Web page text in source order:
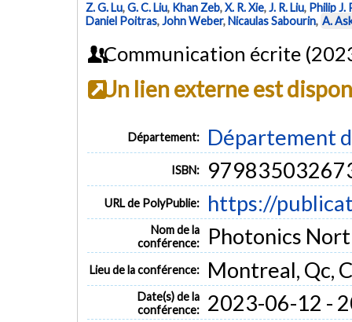
Z. G. Lu,G. C. Liu, Khan Zeb,X. R. Xie,J. R. Liu, Philip J.
Daniel Poitras,John Weber,Nicaulas Sabourin, A.
Communication écrite
Un lien externe est
Département: Département
ISBN:
URL de PolyPublie: https://
Nom de la
conférence:
Photonics
Lieu de la conférence: Montreal, Qc,
Date(s) de la
conférence:
2023-06-12 -